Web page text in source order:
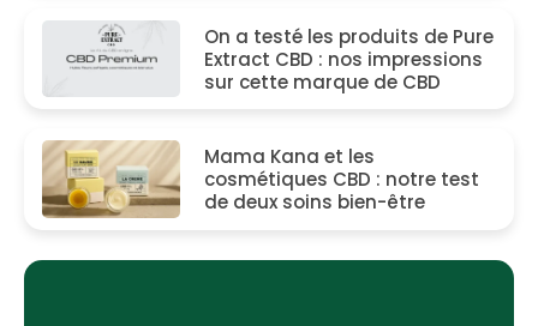
On a testé les produits de Pure
Extract CBD : nos impressions
sur cette marque de CBD
Mama Kana et les
cosmétiques CBD : notre test
de deux soins bien-être